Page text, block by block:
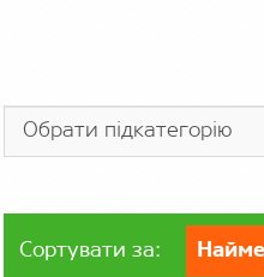
Сортувати за: